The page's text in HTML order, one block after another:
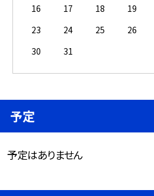
16
17 18 19
23
24 25 26
30
31
予定
予定はありません